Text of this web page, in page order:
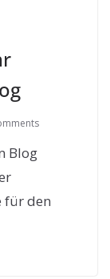
Blog
für den